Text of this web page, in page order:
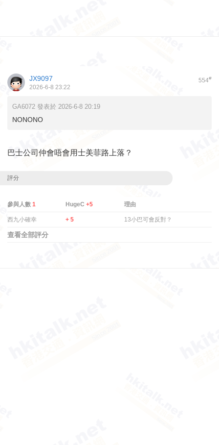
554#
JX9097
2026-6-8 23:22
GA6072 發表於 2026-6-8 20:19
NONONO
巴士公司仲會唔會用士美菲路上落？
評分
參與人數 1 HugeC+5 理由
西九小確幸 + 5 13小巴可會反對？
查看全部評分